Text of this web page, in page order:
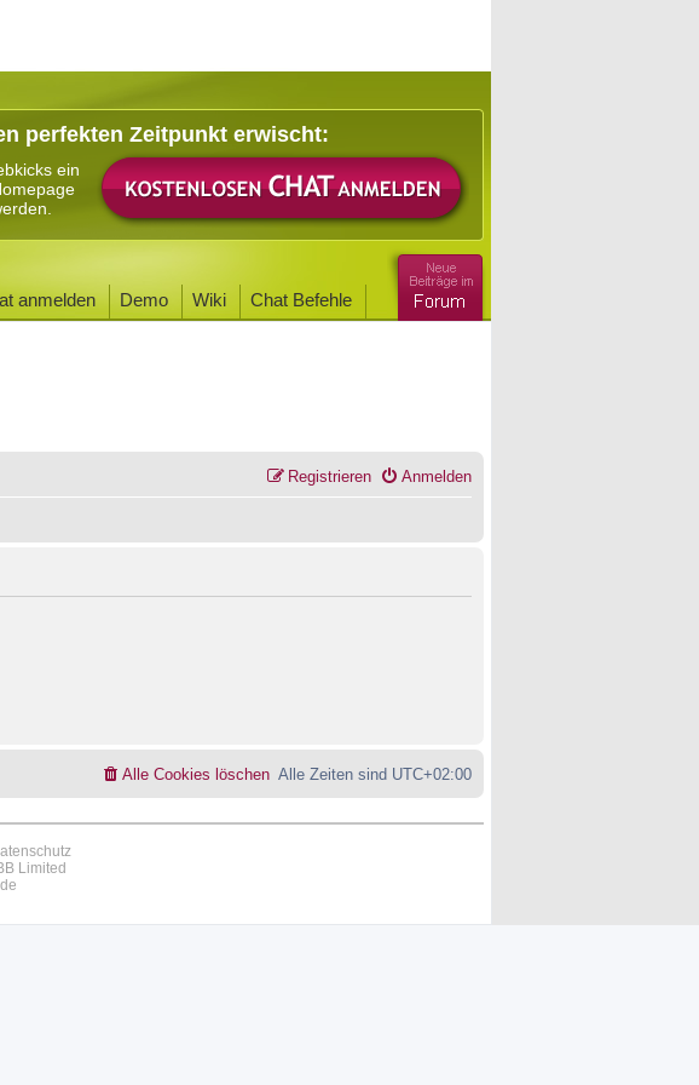
perfekten Zeitpunkt erwischt:
ein
anmelden Demo Wiki Chat Befehle
Anmelden
Registrieren
Alle Zeiten sind UTC+02:00
Alle Cookies löschen
Limited